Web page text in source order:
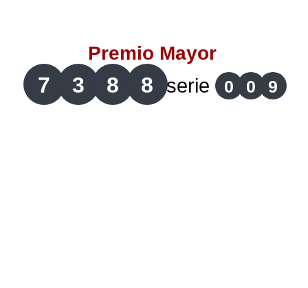
Lotería de Santander
Lotería del Cauca
Premio Mayor
7 3 8 8 serie 0 0 9